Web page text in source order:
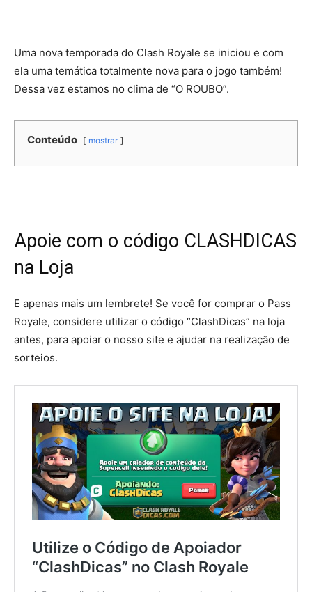
Uma nova temporada do Clash Royale se iniciou e com
ela uma temática totalmente nova para o jogo também!
Dessa vez estamos no clima de “O ROUBO”.
Conteúdo mostrar
Apoie com o código CLASHDICAS
na Loja
E apenas mais um lembrete! Se você for comprar o Pass
Royale, considere utilizar o código “ClashDicas” na loja
antes, para apoiar o nosso site e ajudar na realização de
sorteios.